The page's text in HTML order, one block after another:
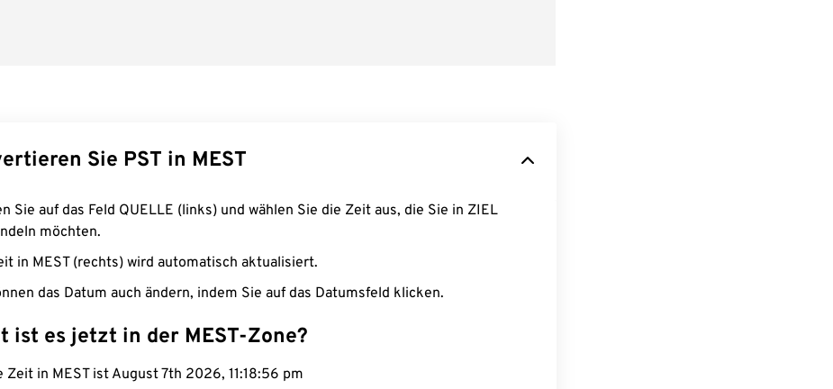
Sie PST in MEST
Sie auf das Feld QUELLE (links) und wählen Sie die Zeit aus, die Sie in ZIEL
möchten.
in MEST (rechts) wird automatisch aktualisiert.
das Datum auch ändern, indem Sie auf das Datumsfeld klicken.
ist es jetzt in der MEST-Zone?
Zeit in MEST ist August 7th 2026, 11:18:57 pm